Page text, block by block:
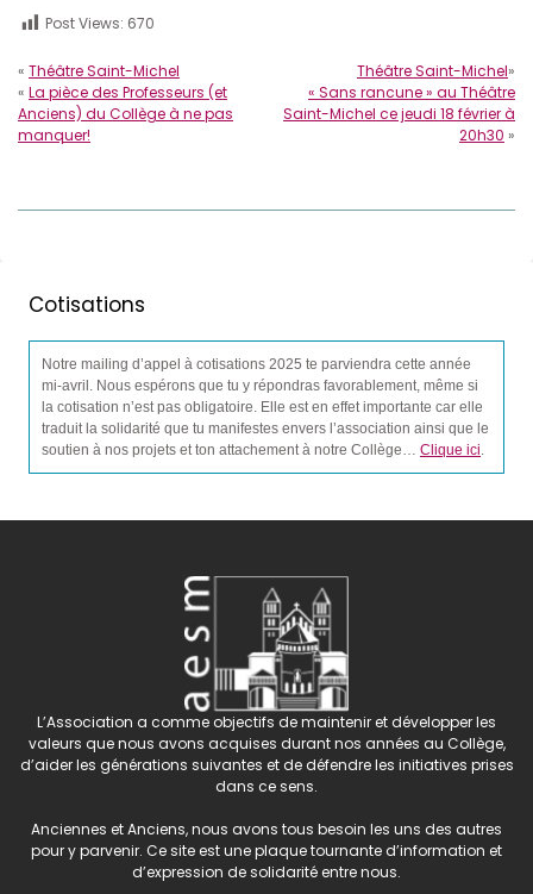
Post Views: 670
« Théâtre Saint-Michel
« La pièce des Professeurs (et
Anciens) du Collège à ne pas
manquer!
Théâtre Saint-Michel»
« Sans rancune » au Théâtre
Saint-Michel ce jeudi 18 février à
20h30 »
Cotisations
Notre mailing d’appel à cotisations 2025 te parviendra cette année
mi-avril. Nous espérons que tu y répondras favorablement, même si
la cotisation n’est pas obligatoire. Elle est en effet importante car elle
traduit la solidarité que tu manifestes envers l’association ainsi que le
soutien à nos projets et ton attachement à notre Collège… Clique ici.
L’Association a comme objectifs de maintenir et développer les
valeurs que nous avons acquises durant nos années au Collège,
d’aider les générations suivantes et de défendre les initiatives prises
dans ce sens.
Anciennes et Anciens, nous avons tous besoin les uns des autres
pour y parvenir. Ce site est une plaque tournante d’information et
d’expression de solidarité entre nous.